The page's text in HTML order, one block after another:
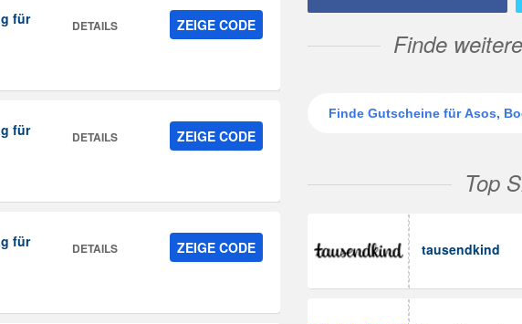
für DETAILS ZEIGE CODE
für DETAILS ZEIGE CODE
für DETAILS ZEIGE CODE
Finde
Top
tausendkind